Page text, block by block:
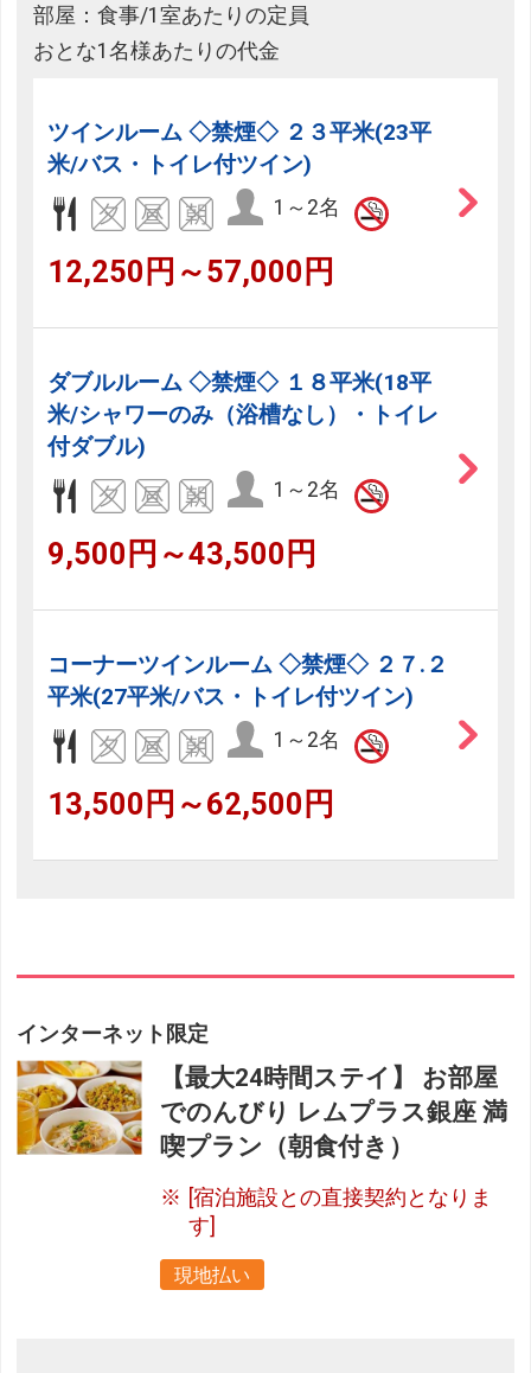
部屋：食事/1室あたりの定員
おとな1名様あたりの代金
ツインルーム ◇禁煙◇ ２３平米(23平
米/バス・トイレ付ツイン)
1～2名
12,250円～57,000円
ダブルルーム ◇禁煙◇ １８平米(18平
米/シャワーのみ（浴槽なし）・トイレ
付ダブル)
1～2名
9,500円～43,500円
コーナーツインルーム ◇禁煙◇ ２７.２
平米(27平米/バス・トイレ付ツイン)
1～2名
13,500円～62,500円
インターネット限定
【最大24時間ステイ】 お部屋
でのんびり レムプラス銀座 満
喫プラン（朝食付き）
[宿泊施設との直接契約となりま
す]
現地払い